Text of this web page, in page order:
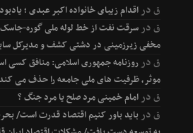
قدراقدام زیبای خانواده اکبر عبدی ؛
قدرسرقت نفت از خط لوله ملی گوره-جاسک
مخفی زیرزمینی در دشتی کشف و مدیرکل
قدرروزنامه جمهوری اسلامی: منافق کسی
موثر، ظرفیت های ملی جامعه را حذف می کند
قدرامام خمینی مرد صلح یا مرد جنگ ؟
قدرباید باور کنیم اقتصاد قدرت است/